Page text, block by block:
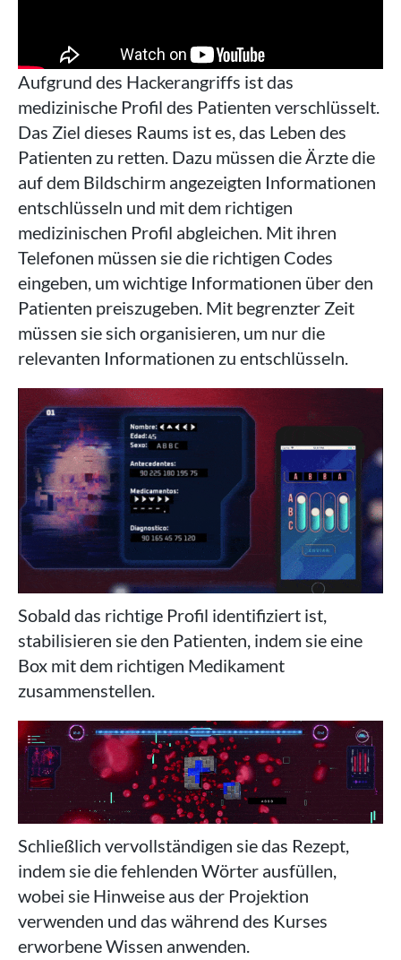
Aufgrund des Hackerangriffs ist das
medizinische Profil des Patienten verschlüsselt.
Das Ziel dieses Raums ist es, das Leben des
Patienten zu retten. Dazu müssen die Ärzte die
auf dem Bildschirm angezeigten Informationen
entschlüsseln und mit dem richtigen
medizinischen Profil abgleichen. Mit ihren
Telefonen müssen sie die richtigen Codes
eingeben, um wichtige Informationen über den
Patienten preiszugeben. Mit begrenzter Zeit
müssen sie sich organisieren, um nur die
relevanten Informationen zu entschlüsseln.
Sobald das richtige Profil identifiziert ist,
stabilisieren sie den Patienten, indem sie eine
Box mit dem richtigen Medikament
zusammenstellen.
Schließlich vervollständigen sie das Rezept,
indem sie die fehlenden Wörter ausfüllen,
wobei sie Hinweise aus der Projektion
verwenden und das während des Kurses
erworbene Wissen anwenden.